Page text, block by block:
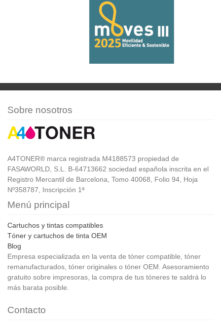
Sobre nosotros
A4TONER® marca registrada M4188573 propiedad de
FASAWORLD, S.L. B-64713662 sociedad española inscrita en el
Registro Mercantil de Barcelona, Tomo 40068, Folio 94, Hoja
Nº358787, Inscripción 1ª
Menú principal
Cartuchos y tintas compatibles
Tóner y cartuchos de tinta OEM
Blog
Empresa especializada en la venta de tóner compatible, tóner
remanufacturados, tóner originales o tóner OEM. Asesoramiento
gratuito sobre impresoras, la compra de tus tóneres te saldrá lo
más barata posible.
Contacto